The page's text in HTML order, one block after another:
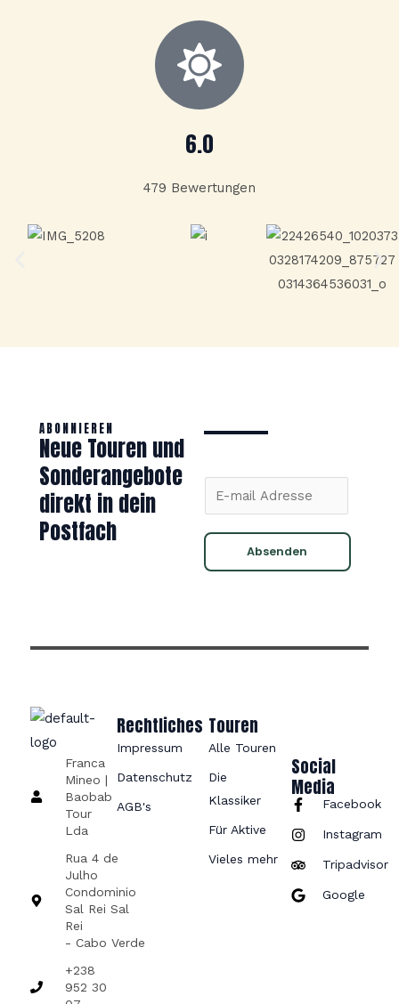
6.0
479 Bewertungen
ABONNIEREN
Neue Touren und
Sonderangebote
direkt in dein
Postfach
m
a
Absenden
Franca
Mineo |
Baobab
Tour
Lda
Rua 4 de
Julho
Condominio
Sal Rei Sal
Rei
- Cabo Verde
+238
952 30
Rechtliches
Impressum
Datenschutz
AGB's
Touren
Alle Touren
Die
Klassiker
Für Aktive
Vieles mehr
Social
Media
Facebook
Instagram
Tripadvisor
Google